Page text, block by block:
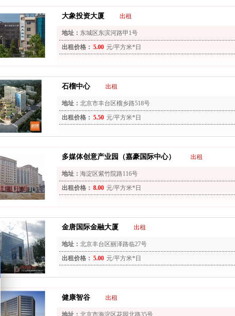
大象投资大厦 出租
地址： 东城区东滨河路甲1号
出租价格： 5.00 元/平方米*日
石榴中心 出租
地址： 北京市丰台区榴乡路518号
出租价格： 5.50 元/平方米*日
多媒体创意产业园（嘉豪国际中心） 出租
地址： 海淀区紫竹院路116号
出租价格： 8.00 元/平方米*日
金唐国际金融大厦 出租
地址： 北京丰台区丽泽路临27号
出租价格： 5.00 元/平方米*日
健康智谷 出租
地址： 北京市海淀区花园北路35号